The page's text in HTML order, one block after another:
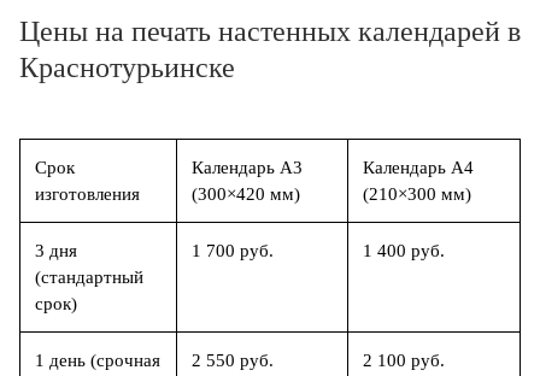
Цены на печать настенных календарей в
Краснотурьинске
Срок
изготовления
Календарь А3
(300×420 мм)
Календарь А4
(210×300 мм)
3 дня
(стандартный
срок)
1 700 руб. 1 400 руб.
1 день (срочная
2 550 руб. 2 100 руб.